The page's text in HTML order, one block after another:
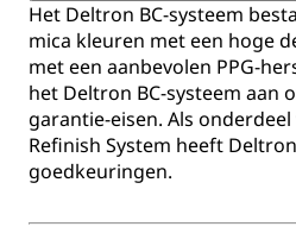
Het Deltron BC-systeem
mica kleuren met een hoge
met een aanbevolen PPG-
het Deltron BC-systeem aan
garantie-eisen. Als
Refinish System heeft
goedkeuringen.